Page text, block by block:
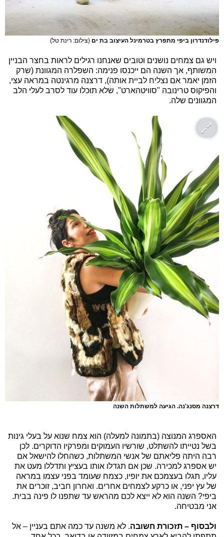
פילודנדרון ביפי מתפרץ בטרמינל העיצוב בת ים (צילום: רינת טל)
ויש גם צמחים נושנים וטובים שאנחנו רגילים לראות בחצר הבניין
המשותף, אך השנה הם ייכנסו פנימה: השפלרה המגוונת (שרק
הזמן יאמר אם נצליח לביית אותה), דרצנה מרגינטה במראה עצי,
והפיקוס טרינובה "סוויטהארט", שלא תוכלו עוד לסרב לעלי הלב
המגוונים שלה.
דרצנה מסנג'נה. הגיעה למשתלות השנה
האספרג המנוצה (בתמונה למעלה) הוא צמח שנוא על בעלי גינות
בשל נטייתו להשתלט, שורשיו העמוקים ומפרקיו הדוקרים. לכן
רבה היתה פליאתם של אנשי המשתלות, כשהחלו להישאל אם
יש אספרג למכירה. שכן אם תגדלו אותו בעציץ ותדללו מעט את
עליו, תגלו בעצמכם את יופיו, כצמח שעומד בפני עצמו במראה
של עץ יפני, או כרקע לצמחים אחרים. ואחרון חביב, זוכרים את
ביפי? השנה הוא לא ייצא לכם מהראש עד שתפנו לו פינה בבית.
אני מבטיחה.
ולבסוף – תזכורת חשובה. לא משנה עד כמה אתם בעניין – אל